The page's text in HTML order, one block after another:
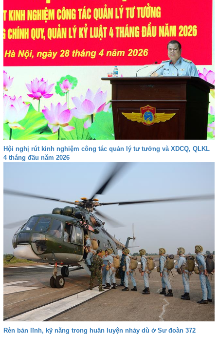
Hội nghị rút kinh nghiệm công tác quản lý tư tưởng và XDCQ, QLKL
4 tháng đầu năm 2026
Rèn bản lĩnh, kỹ năng trong huấn luyện nhảy dù ở Sư đoàn 372